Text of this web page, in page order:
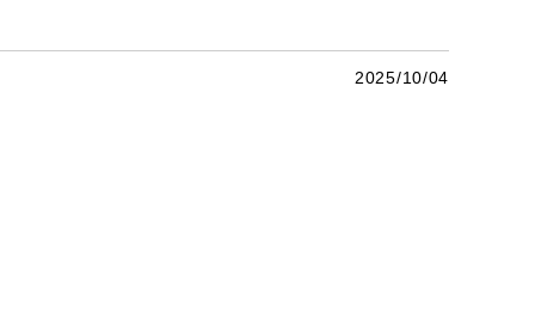
2025/10/04